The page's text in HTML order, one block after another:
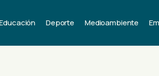
Deporte Medioambiente